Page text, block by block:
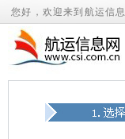
您好，欢迎来到航运信